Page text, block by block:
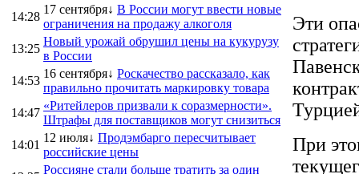
14:28
17 сентября↓ В России могут ввести новые
ограничения на продажу алкоголя
13:25
Новый урожай обрушил цены на кукурузу
в России
14:53
16 сентября↓ Роскачество рассказало, как
правильно прочитать маркировку товара
14:47
«Ритейлеров призвали к соразмерности».
Штрафы для поставщиков могут снизиться
14:01
12 июля↓ Продэмбарго пересчитывает
российские цены
Россияне стали больше тратить за один
Эти
При